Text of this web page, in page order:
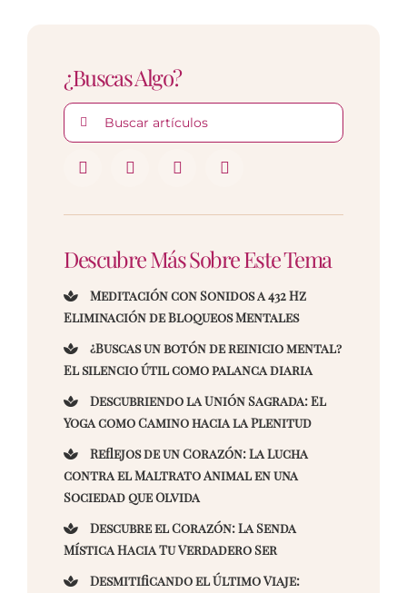
¿Buscas Algo?
Buscar:
Descubre Más Sobre Este Tema
Meditación con Sonidos a 432 Hz
Eliminación de Bloqueos Mentales
¿Buscas un botón de reinicio mental?
El silencio útil como palanca diaria
Descubriendo la Unión Sagrada: El
Yoga como Camino hacia la Plenitud
Reflejos de un Corazón: La Lucha
contra el Maltrato Animal en una
Sociedad que Olvida
Descubre el Corazón: La Senda
Mística Hacia Tu Verdadero Ser
Desmitificando el Último Viaje: